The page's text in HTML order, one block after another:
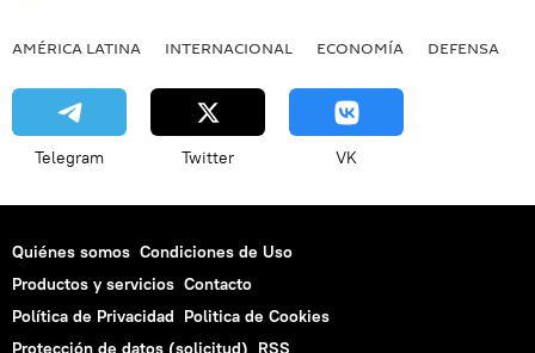
AMÉRICA LATINA INTERNACIONAL ECONOMÍA DEFENSA
Telegram Twitter VK
Quiénes somos Condiciones de Uso
Productos y servicios Contacto
Política de Privacidad Politica de Cookies
Protección de datos (solicitud) RSS